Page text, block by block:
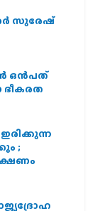
സുരേഷ്
ഒന്‍പത്
;